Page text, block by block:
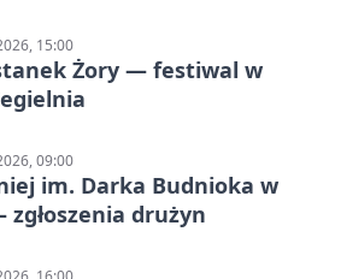
15:00
Żory — festiwal w
09:00
im. Darka Budnioka w
zgłoszenia drużyn